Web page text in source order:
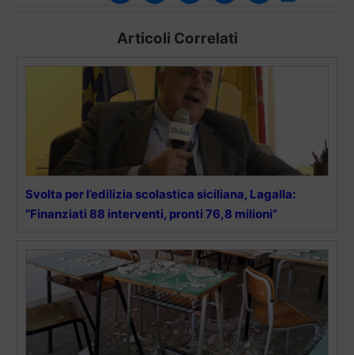
Articoli Correlati
Svolta per l’edilizia scolastica siciliana, Lagalla:
“Finanziati 88 interventi, pronti 76,8 milioni”